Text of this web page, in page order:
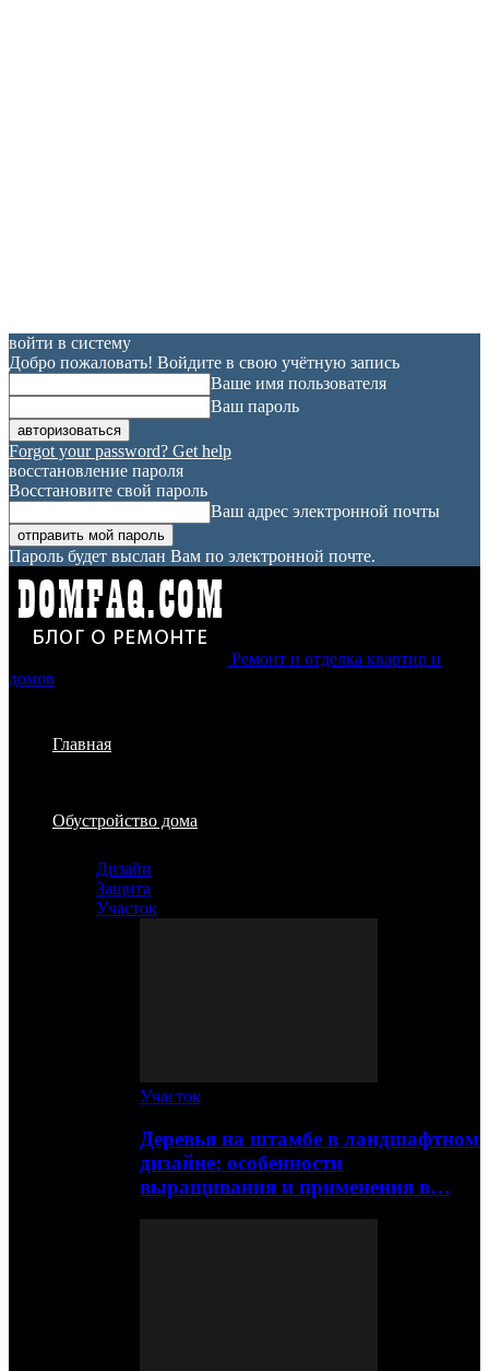
войти в систему
Добро пожаловать! Войдите в свою учётную запись
Ваше имя пользователя
Ваш пароль
Forgot your password? Get help
восстановление пароля
Восстановите свой пароль
Ваш адрес электронной почты
Пароль будет выслан Вам по электронной почте.
Ремонт и отделка квартир и
домов
Главная
Обустройство дома
Дизайн
Защита
Участок
Участок
Деревья на штамбе в ландшафтном
дизайне: особенности
выращивания и применения в…